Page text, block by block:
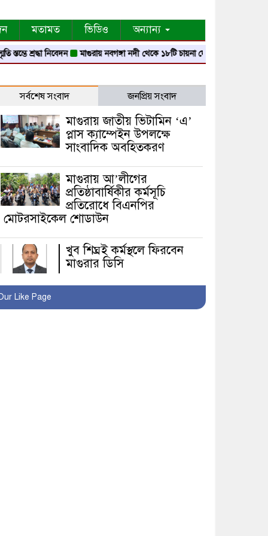
মতামত ভিডিও অন্যান্য
নিবেদন মাগুরায় নবগঙ্গা নদী থেকে ১৮টি চায়না দোয়ারী জাল জব্দ
সর্বশেষ সংবাদ জনপ্রিয় সংবাদ
মাগুরায় জাতীয় ভিটামিন ‘এ’
প্লাস ক্যাম্পেইন উপলক্ষে
সাংবাদিক অবহিতকরণ
মাগুরায় আ’লীগের
প্রতিষ্ঠাবার্ষিকীর কর্মসূচি
প্রতিরোধে বিএনপির
মোটরসাইকেল শোডাউন
খুব শিঘ্রই কর্মস্থলে ফিরবেন
মাগুরার ডিসি
ক্লোজ
Like Page